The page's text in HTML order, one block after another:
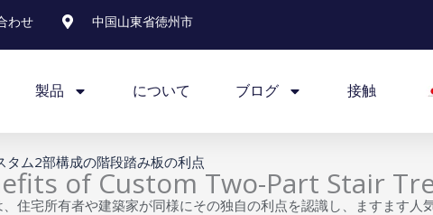
わせ 中国山東省徳州市
製品 について ブログ 接触
タム2部構成の階段踏み板の利点
of Custom Two-Part Stair
住宅所有者や建築家が同様にその独自の利点を認識し、ますます人